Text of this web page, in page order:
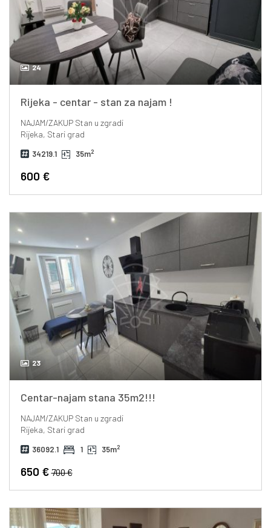
24
Rijeka - centar - stan za najam !
NAJAM/ZAKUPStan u zgradi
Rijeka, Stari grad
34219.1 35m2
600 €
23
Centar-najam stana 35m2!!!
NAJAM/ZAKUPStan u zgradi
Rijeka, Stari grad
36092.1 1 35m2
650 €700 €